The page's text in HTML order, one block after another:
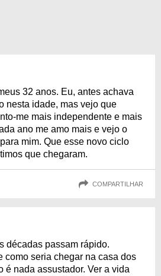
32 anos. Eu, antes achava
nesta idade, mas vejo que
me mais independente e mais
ano me amo mais e vejo o
mim. Que esse novo ciclo
que chegaram.
COMPARTILHAR
décadas passam rápido.
como seria chegar na casa dos
é nada assustador. Ver a vida